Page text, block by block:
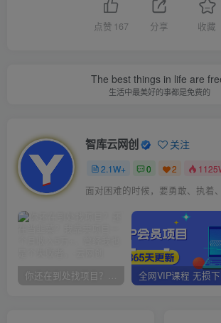
点赞 167 分享 收藏
The best things in life are
生活中最美好的事都是免费的
智库云网创 关注
2.1W+ 0 2
你还在到处找项目？还在当韭菜？我靠卖项目一个月收入5万+，曾经我也是个失败者。